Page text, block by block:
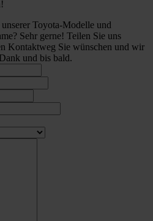
Toyota-Modelle und
Sehr gerne! Teilen Sie uns
Kontaktweg Sie wünschen und wir
und bis bald.